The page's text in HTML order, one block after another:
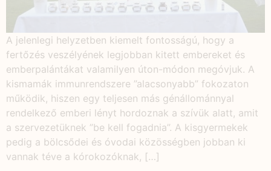
A jelenlegi helyzetben kiemelt fontosságú, hogy a
fertőzés veszélyének legjobban kitett embereket és
emberpalántákat valamilyen úton-módon megóvjuk. A
kismamák immunrendszere ”alacsonyabb” fokozaton
működik, hiszen egy teljesen más génállománnyal
rendelkező emberi lényt hordoznak a szívük alatt, amit
a szervezetüknek ”be kell fogadnia”. A kisgyermekek
pedig a bölcsődei és óvodai közösségben jobban ki
vannak téve a kórokozóknak, […]